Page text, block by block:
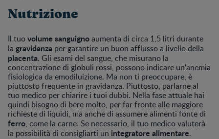
Nutrizione
Il tuovolume sanguignoaumenta di circa 1,5 litri durante
la gravidanza per garantire un buon afflusso a livello della
placenta. Gli esami del sangue, che misurano la
concentrazione di globuli rossi, possono indicare un'anemia
fisiologica da emodiluizione. Ma non ti preoccupare, è
piuttosto frequente in gravidanza. Piuttosto, parlarne al
tuo medico per chiarire i tuoi dubbi. Nella fase attuale hai
quindi bisogno di bere molto, per far fronte alle maggiore
richieste di liquidi, ma anche di assumere alimenti fonte di
ferro, come la carne. Se necessario, il tuo medico valuterà
la possibilità di consigliarti un integratore alimentare.